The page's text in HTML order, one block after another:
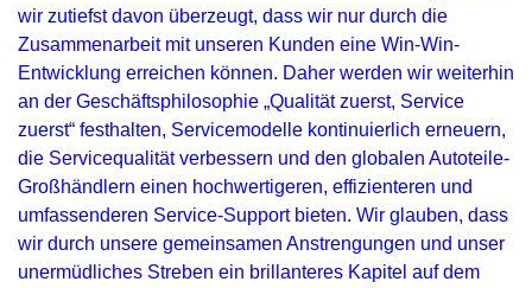
wir zutiefst davon überzeugt, dass wir nur durch die
Zusammenarbeit mit unseren Kunden eine Win-Win-
Entwicklung erreichen können. Daher werden wir weiterhin
an der Geschäftsphilosophie „Qualität zuerst, Service
zuerst“ festhalten, Servicemodelle kontinuierlich erneuern,
die Servicequalität verbessern und den globalen Autoteile-
Großhändlern einen hochwertigeren, effizienteren und
umfassenderen Service-Support bieten. Wir glauben, dass
wir durch unsere gemeinsamen Anstrengungen und unser
unermüdliches Streben ein brillanteres Kapitel auf dem